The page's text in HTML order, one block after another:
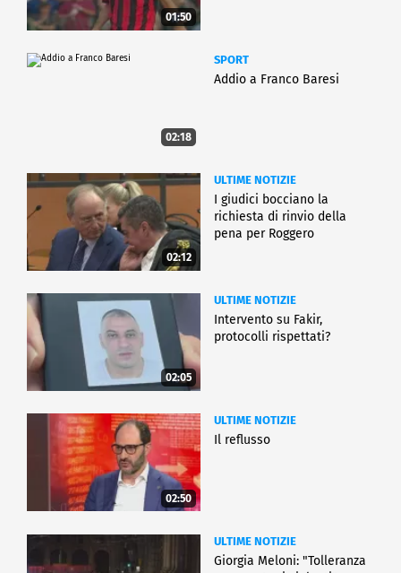
01:50
02:18
SPORT
Addio a Franco Baresi
02:12
ULTIME NOTIZIE
I giudici bocciano la
richiesta di rinvio della
pena per Roggero
02:05
ULTIME NOTIZIE
Intervento su Fakir,
protocolli rispettati?
02:50
ULTIME NOTIZIE
Il reflusso
ULTIME NOTIZIE
Giorgia Meloni: "Tolleranza